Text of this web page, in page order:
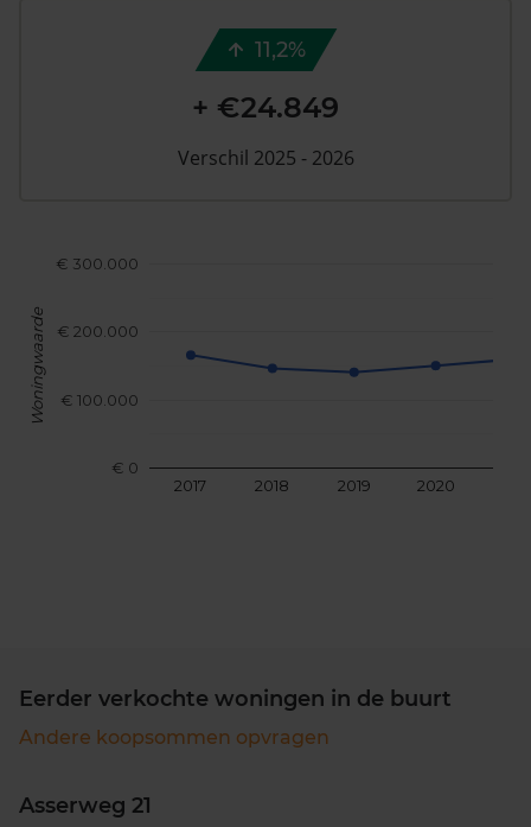
2017 2018 2019 2020
€ 0
€ 100.000
€ 200.000
€ 300.000
Woningwaarde
11,2%
+ €24.849
Verschil 2025 - 2026
Eerder verkochte woningen in de buurt
Andere koopsommen opvragen
Asserweg 21